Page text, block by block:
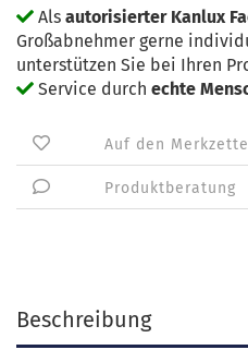
Als autorisierter Kanlux
Großabnehmer gerne
unterstützen Sie bei Ihren
Service durch echte
Auf den
Produktberatung
Beschreibung